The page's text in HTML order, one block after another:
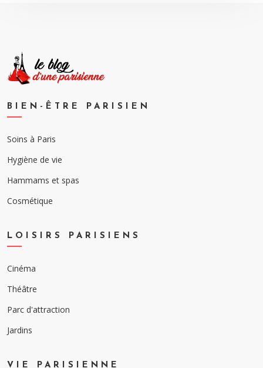
BIEN-ÊTRE PARISIEN
Soins à Paris
Hygiène de vie
Hammams et spas
Cosmétique
LOISIRS PARISIENS
Cinéma
Théâtre
Parc d'attraction
Jardins
VIE PARISIENNE